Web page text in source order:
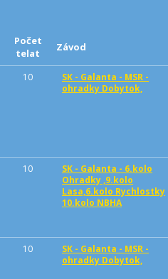
Počet
telat
Závod
10
SK - Galanta - MSR -
ohradky Dobytok,
10
SK - Galanta - 6.kolo
Ohradky ,9.kolo
Lasa,6.kolo Rychlostky
10.kolo NBHA
10
SK - Galanta - MSR -
ohradky Dobytok,